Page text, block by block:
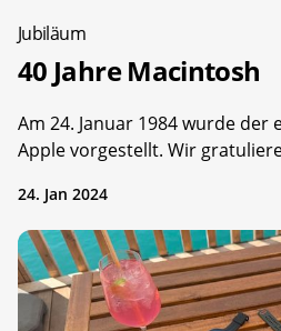
Jubiläum
40 Jahre Macintosh
Am 24. Januar 1984 wurde der
Apple vorgestellt. Wir
24. Jan 2024